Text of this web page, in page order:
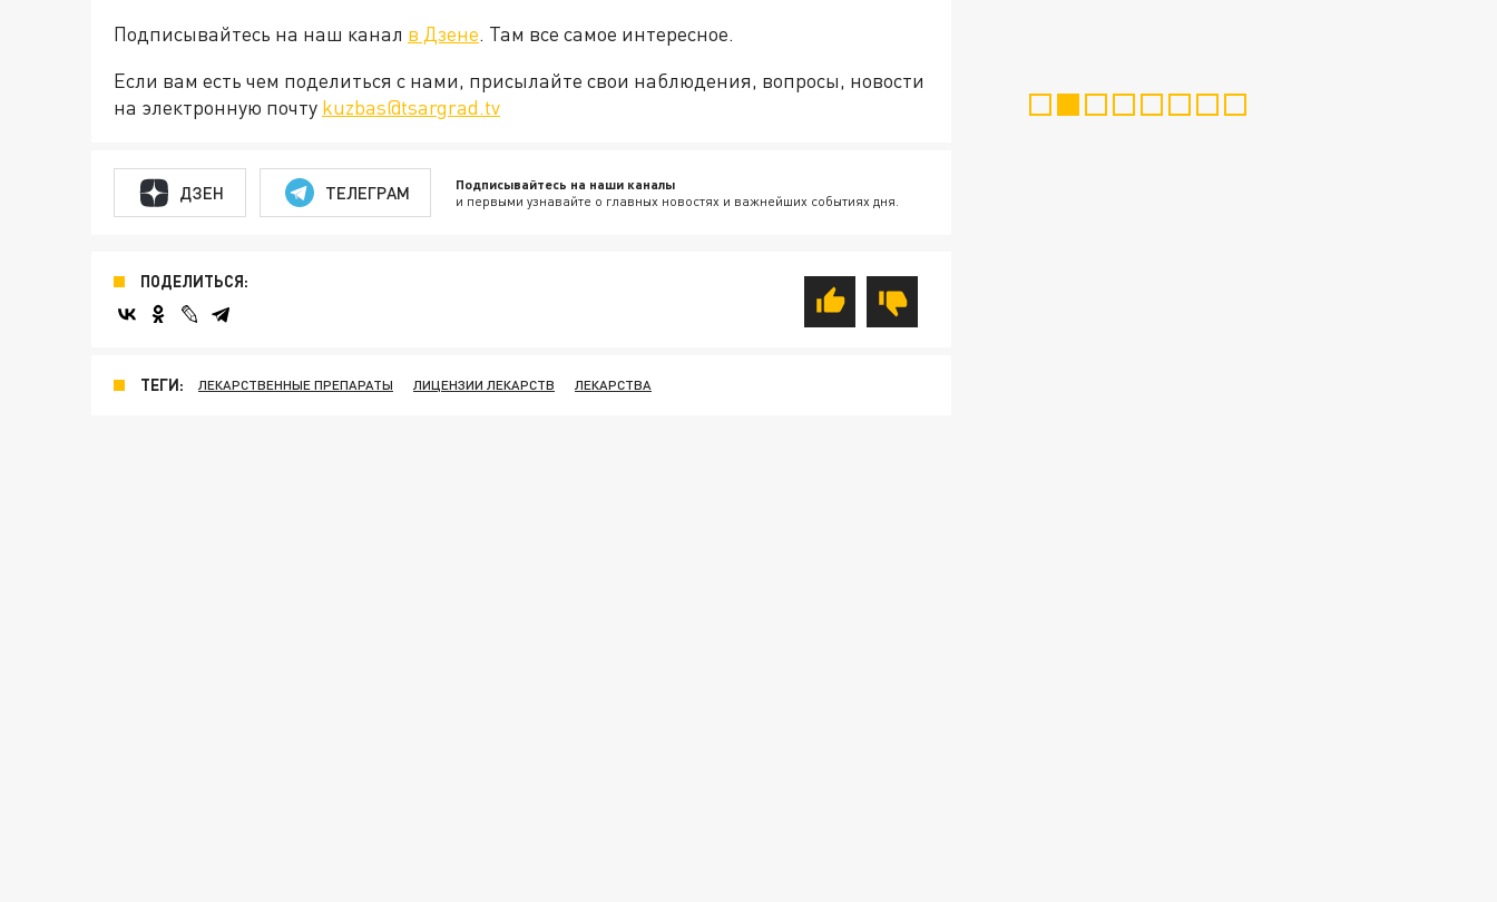
Подписывайтесь на наш канал в Дзене. Там все самое интересное.
Если вам есть чем поделиться с нами, присылайте свои наблюдения, вопросы, новости
на электронную почту kuzbas@tsargrad.tv
ДЗЕН ТЕЛЕГРАМ Подписывайтесь на наши каналы
и первыми узнавайте о главных новостях и важнейших событиях дня.
ПОДЕЛИТЬСЯ:
ТЕГИ: ЛЕКАРСТВЕННЫЕ ПРЕПАРАТЫ ЛИЦЕНЗИИ ЛЕКАРСТВ ЛЕКАРСТВА